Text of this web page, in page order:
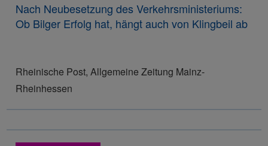
Nach Neubesetzung des Verkehrsministeriums:
Ob Bilger Erfolg hat, hängt auch von Klingbeil ab
Rheinische Post, Allgemeine Zeitung Mainz-
Rheinhessen